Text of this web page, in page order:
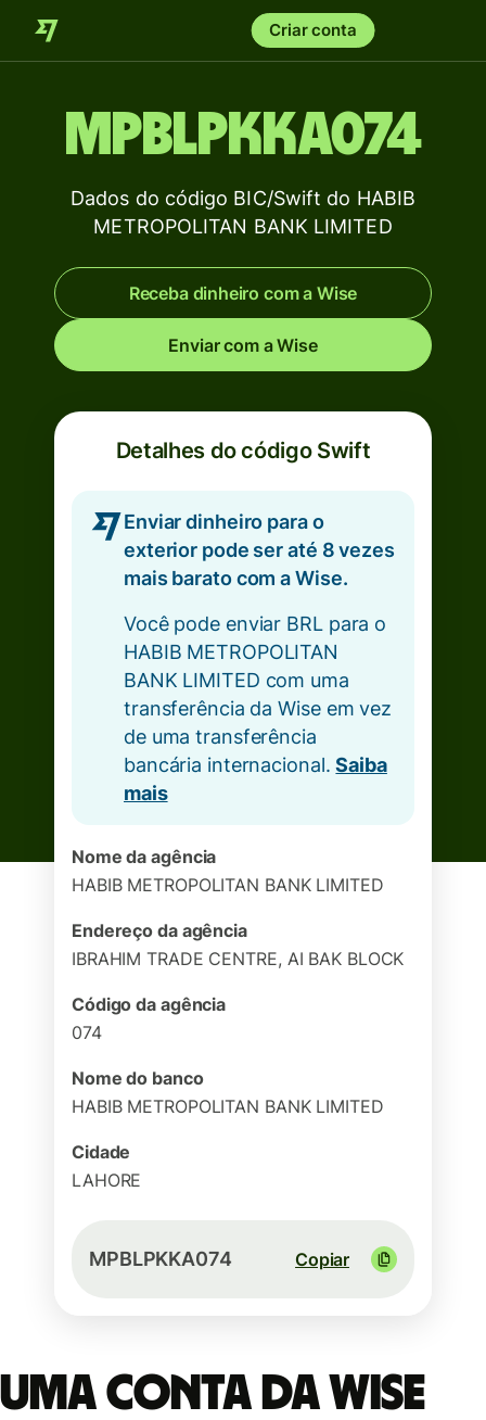
Criar conta
MPBLPKKA074
Dados do código BIC/Swift do HABIB
METROPOLITAN BANK LIMITED
Receba dinheiro com a Wise
Enviar com a Wise
Detalhes do código Swift
Enviar dinheiro para o
exterior pode ser até 8 vezes
mais barato com a Wise.
Você pode enviar BRL para o
HABIB METROPOLITAN
BANK LIMITED com uma
transferência da Wise em vez
de uma transferência
bancária internacional.Saiba
mais
Nome da agência
HABIB METROPOLITAN BANK LIMITED
Endereço da agência
IBRAHIM TRADE CENTRE, AI BAK BLOCK
Código da agência
074
Nome do banco
HABIB METROPOLITAN BANK LIMITED
Cidade
LAHORE
MPBLPKKA074 Copiar
Uma conta da Wise